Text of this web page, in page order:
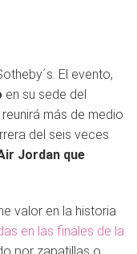
El evento,
en su sede del
más de medio
del seis veces
Jordan que
valor en la historia
en las finales de la